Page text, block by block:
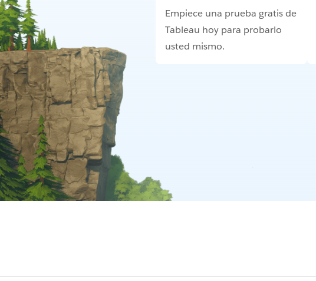
Empiece una prueba gratis de
Tableau hoy para probarlo
usted mismo.